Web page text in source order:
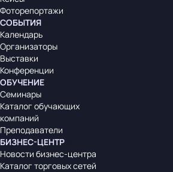
Фоторепортажи
СОБЫТИЯ
Календарь
Организаторы
Выставки
Конференции
ОБУЧЕНИЕ
Семинары
Каталог обучающих
компаний
Преподаватели
БИЗНЕС-ЦЕНТР
Новости бизнес-центра
Каталог торговых сетей